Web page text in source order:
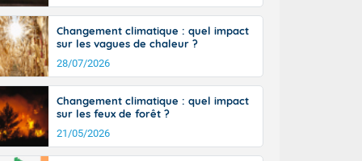
Changement climatique : quel impact
sur les vagues de chaleur ?
28/07/2026
Changement climatique : quel impact
sur les feux de forêt ?
21/05/2026